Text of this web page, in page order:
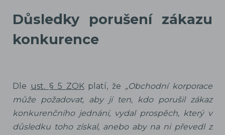
Důsledky porušení zákazu
konkurence
Dle ust. § 5 ZOKplatí, že „Obchodní korporace
může požadovat, aby jí ten, kdo porušil zákaz
konkurenčního jednání, vydal prospěch, který v
důsledku toho získal, anebo aby na ni převedl z